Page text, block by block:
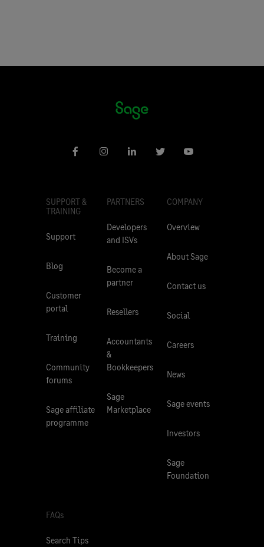
SUPPORT &
TRAINING
Support
Blog
Customer
portal
Training
Community
forums
Sage affiliate
programme
PARTNERS
Developers
and ISVs
Become a
partner
Resellers
Accountants
&
Bookkeepers
Sage
Marketplace
COMPANY
Overview
About Sage
Contact us
Social
Careers
News
Sage events
Investors
Sage
Foundation
FAQs
Search Tips